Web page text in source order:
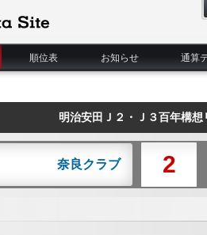
順位表 お知らせ 通算
明治安田Ｊ２・Ｊ３百年構
奈良クラブ 2